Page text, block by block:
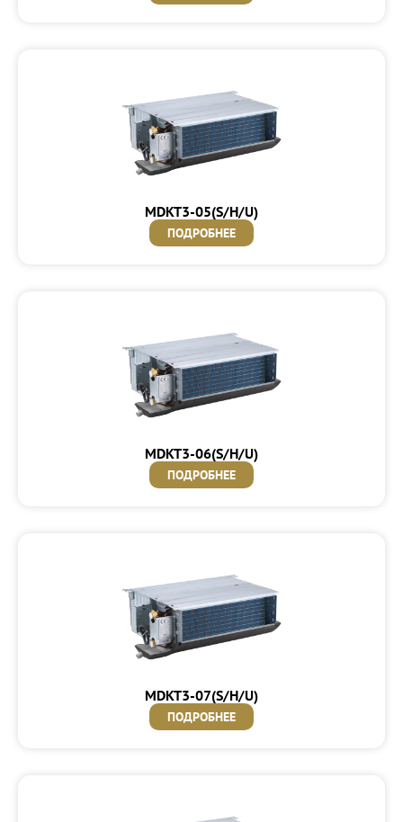
MDKT3-05(S/H/U)
ПОДРОБНЕЕ
MDKT3-06(S/H/U)
ПОДРОБНЕЕ
MDKT3-07(S/H/U)
ПОДРОБНЕЕ